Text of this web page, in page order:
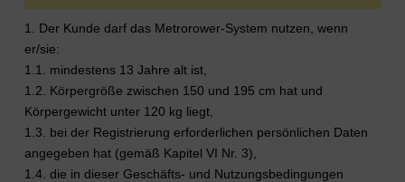
1. Der Kunde darf das Metrorower-System nutzen, wenn
er/sie:
1.1. mindestens 13 Jahre alt ist,
1.2. Körpergröße zwischen 150 und 195 cm hat und
Körpergewicht unter 120 kg liegt,
1.3. bei der Registrierung erforderlichen persönlichen Daten
angegeben hat (gemäß Kapitel VI Nr. 3),
1.4. die in dieser Geschäfts- und Nutzungsbedingungen